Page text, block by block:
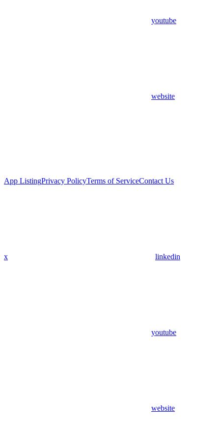
youtube
website
App ListingPrivacy PolicyTerms of ServiceContact Us
x linkedin
youtube
website